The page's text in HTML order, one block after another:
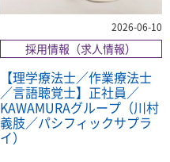
2026-06-10
採用情報（求人情報）
【理学療法士／作業療法士
／言語聴覚士】正社員／
KAWAMURAグループ（川村
義肢／パシフィックサプラ
イ）